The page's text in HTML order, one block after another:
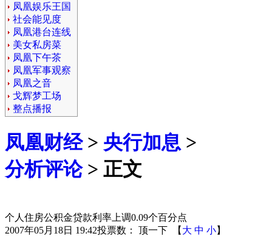
凤凰娱乐王国
社会能见度
凤凰港台连线
美女私房菜
凤凰下午茶
凤凰军事观察
凤凰之音
戈辉梦工场
整点播报
凤凰财经> 央行加息 >
分析评论> 正文
个人住房公积金贷款利率上调0.09个百分点
2007年05月18日 19:42投票数： 顶一下 【 大 中 小】